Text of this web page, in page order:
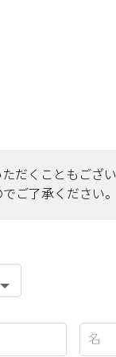
だくこともござい
ご了承ください。